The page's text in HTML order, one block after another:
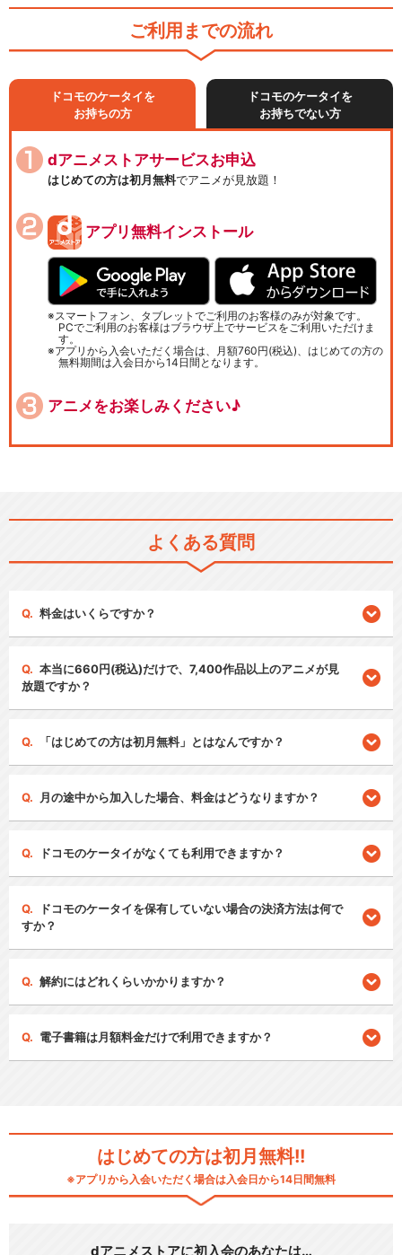
ご利用までの流れ
ドコモのケータイを
お持ちの方
ドコモのケータイを
お持ちでない方
dアニメストアサービスお申込
はじめての方は初月無料でアニメが見放題！
アプリ無料インストール
スマートフォン、タブレットでご利用のお客様のみが対象です。
PCでご利用のお客様はブラウザ上でサービスをご利用いただけま
す。
アプリから入会いただく場合は、月額760円(税込)、はじめての方の
無料期間は入会日から14日間となります。
アニメをお楽しみください♪
よくある質問
料金はいくらですか？
本当に660円(税込)だけで、7,400作品以上のアニメが見
放題ですか？
「はじめての方は初月無料」とはなんですか？
月の途中から加入した場合、料金はどうなりますか？
ドコモのケータイがなくても利用できますか？
ドコモのケータイを保有していない場合の決済方法は何で
すか？
解約にはどれくらいかかりますか？
電子書籍は月額料金だけで利用できますか？
はじめての方は初月無料!!
※アプリから入会いただく場合は入会日から14日間無料
dアニメストアに初入会のあなたは…